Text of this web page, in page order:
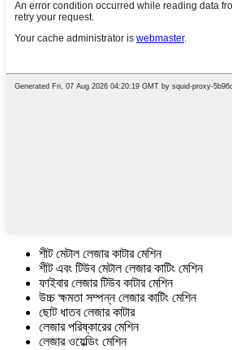
শীট মেটাল লেজার কাটার মেশিন
শীট এবং টিউব মেটাল লেজার কাটিং মেশিন
ফাইবার লেজার টিউব কাটার মেশিন
উচ্চ ক্ষমতা সম্পন্ন লেজার কাটিং মেশিন
ছোট ধাতব লেজার কাটার
লেজার পরিষ্কারের মেশিন
লেজার ওয়েল্ডিং মেশিন